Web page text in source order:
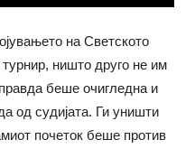
на Светското
ништо друго не им
беше очигледна и
од судијата. Ги уништи
почеток беше против